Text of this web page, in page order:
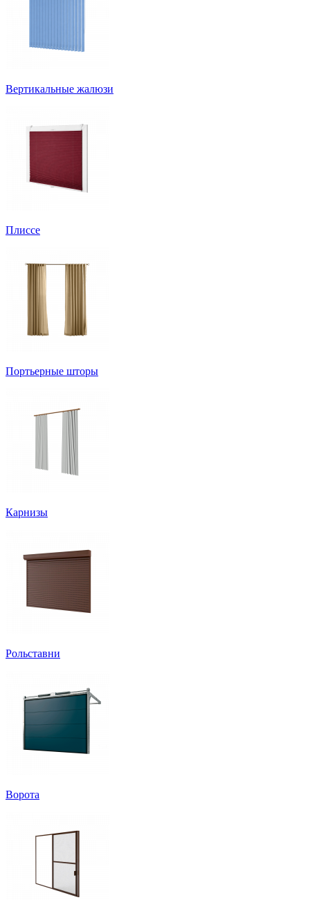
Вертикальные жалюзи
Плиссе
Портьерные шторы
Карнизы
Рольставни
Ворота